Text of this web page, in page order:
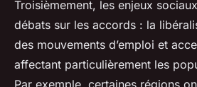
Troisièmement, les enjeux
débats sur les accords : la
des mouvements d’emploi et
affectant particulièrement les